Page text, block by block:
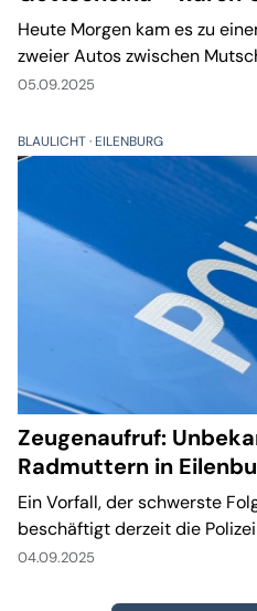
Heute Morgen kam es zu
zweier Autos zwischen
05.09.2025
BLAULICHT EILENBURG
Zeugenaufruf:
Radmuttern in
Ein Vorfall, der schwerste
beschäftigt derzeit die
04.09.2025